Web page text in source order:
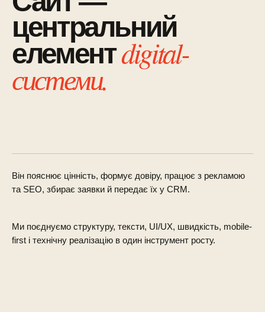
центральний
елементdigital-
системи.
Він пояснює цінність, формує довіру, працює з рекламою
та SEO, збирає заявки й передає їх у CRM.
Ми поєднуємо структуру, тексти, UI/UX, швидкість, mobile-
first і технічну реалізацію в один інструмент росту.